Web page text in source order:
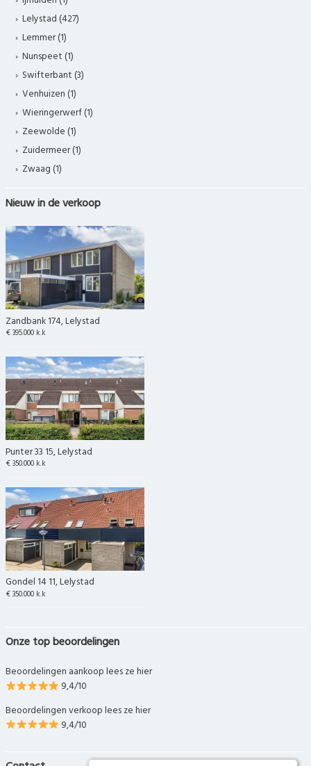
Lelystad (427)
Lemmer (1)
Nunspeet (1)
Swifterbant (3)
Venhuizen (1)
Wieringerwerf (1)
Zeewolde (1)
Zuidermeer (1)
Zwaag (1)
Nieuw in de verkoop
Zandbank 174, Lelystad
€ 395.000 k.k
Punter 33 15, Lelystad
€ 350.000 k.k
Gondel 14 11, Lelystad
€ 350.000 k.k
Onze top beoordelingen
Beoordelingen aankoop lees ze hier
9,4/10
Beoordelingen verkoop lees ze hier
9,4/10